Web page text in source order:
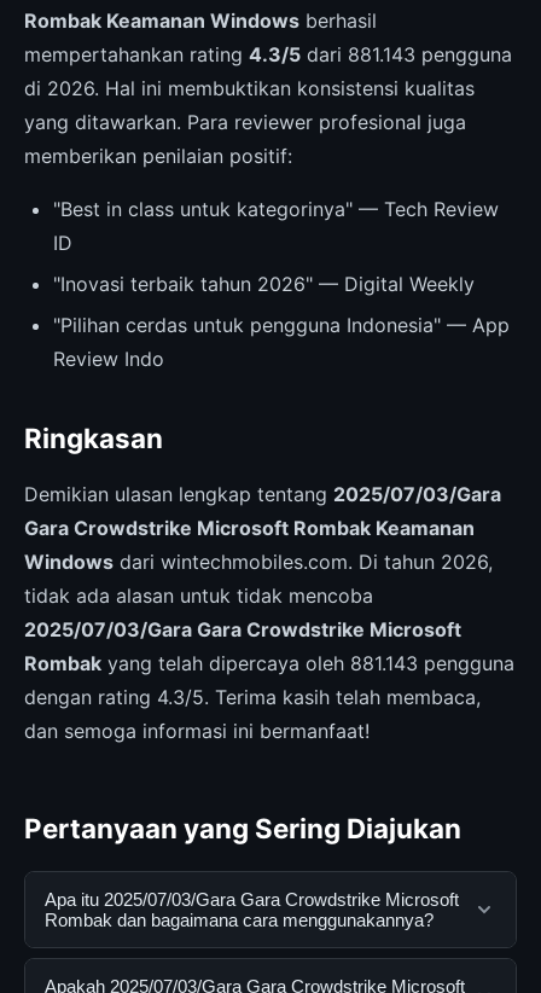
Rombak Keamanan Windows berhasil
mempertahankan rating 4.3/5 dari 881.143 pengguna
di 2026. Hal ini membuktikan konsistensi kualitas
yang ditawarkan. Para reviewer profesional juga
memberikan penilaian positif:
"Best in class untuk kategorinya" — Tech Review
ID
"Inovasi terbaik tahun 2026" — Digital Weekly
"Pilihan cerdas untuk pengguna Indonesia" — App
Review Indo
Ringkasan
Demikian ulasan lengkap tentang 2025/07/03/Gara
Gara Crowdstrike Microsoft Rombak Keamanan
Windows dari wintechmobiles.com. Di tahun 2026,
tidak ada alasan untuk tidak mencoba
2025/07/03/Gara Gara Crowdstrike Microsoft
Rombak yang telah dipercaya oleh 881.143 pengguna
dengan rating 4.3/5. Terima kasih telah membaca,
dan semoga informasi ini bermanfaat!
Pertanyaan yang Sering Diajukan
Apa itu 2025/07/03/Gara Gara Crowdstrike Microsoft
Rombak dan bagaimana cara menggunakannya?
2025/07/03/Gara Gara Crowdstrike Microsoft Rombak
Apakah 2025/07/03/Gara Gara Crowdstrike Microsoft